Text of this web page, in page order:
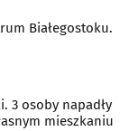
Białegostoku.
3 osoby napadły
mieszkaniu